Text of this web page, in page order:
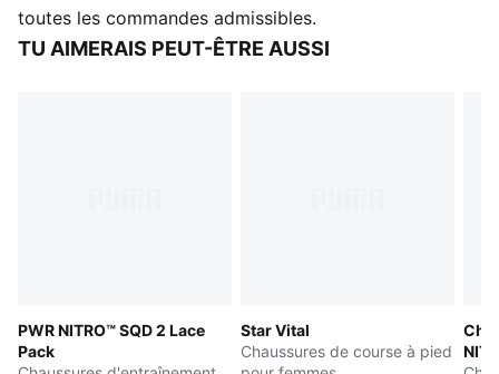
offrant une traction sur de multiples surfaces.
DÉTAILS
toutes les commandes admissibles.
TU AIMERAIS PEUT-ÊTRE AUSSI
PWR NITRO™ SQD 2 Lace
Pack
Star Vital
Chaussures de course à pied